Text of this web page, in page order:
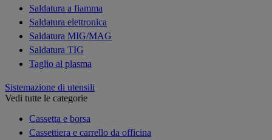
Saldatura a fiamma
Saldatura elettronica
Saldatura MIG/MAG
Saldatura TIG
Taglio al plasma
Sistemazione di utensili
Vedi tutte le categorie
Cassetta e borsa
Cassettiera e carrello da officina